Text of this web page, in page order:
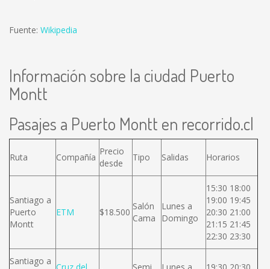
Fuente: Wikipedia
Información sobre la ciudad Puerto
Montt
Pasajes a Puerto Montt en recorrido.cl
Ruta Compañía
Precio
desde
Tipo Salidas Horarios
Santiago a
Puerto
Montt
ETM $18.500
Salón
Cama
Lunes a
Domingo
15:30 18:00
19:00 19:45
20:30 21:00
21:15 21:45
22:30 23:30
Santiago a